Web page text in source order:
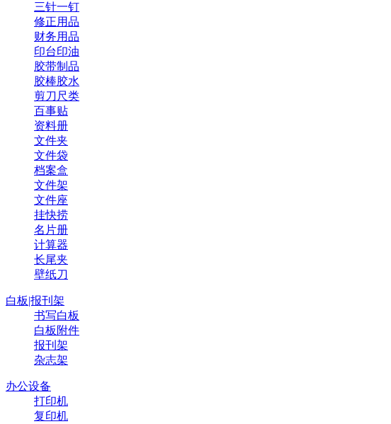
三针一钉
修正用品
财务用品
印台印油
胶带制品
胶棒胶水
剪刀尺类
百事贴
资料册
文件夹
文件袋
档案盒
文件架
文件座
挂快捞
名片册
计算器
长尾夹
壁纸刀
白板|报刊架
书写白板
白板附件
报刊架
杂志架
办公设备
打印机
复印机